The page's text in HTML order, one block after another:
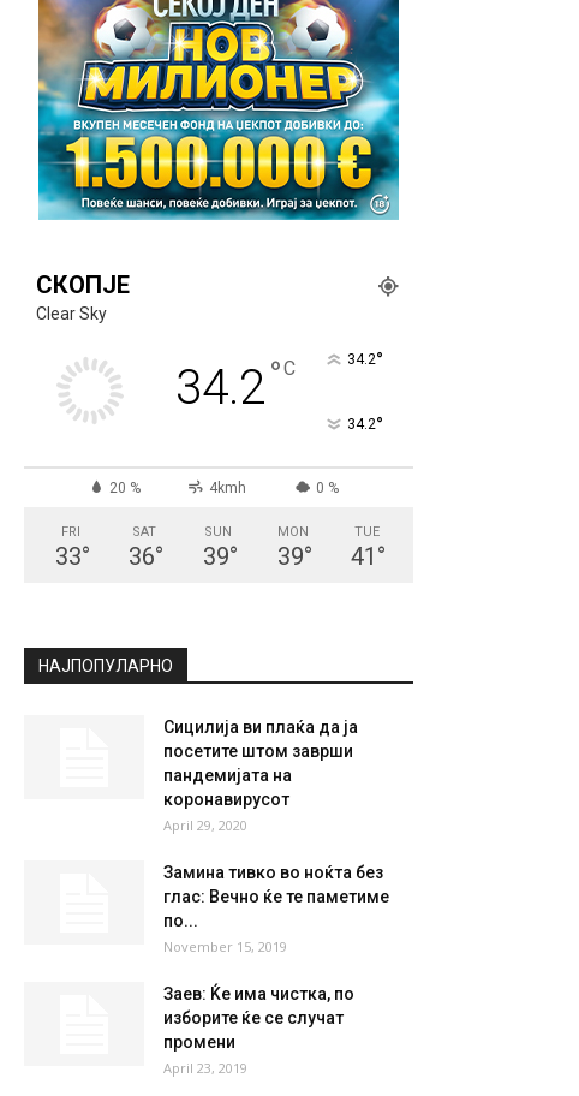
СКОПЈЕ
Clear Sky
34.2°C 34.2°
34.2°
20 % 4kmh 0 %
FRI
33°
SAT
36°
SUN
39°
MON
39°
TUE
41 °
НАЈПОПУЛАРНО
Сицилија ви плаќа да ја
посетите штом заврши
пандемијата на
коронавирусот
April 29, 2020
Замина тивко во ноќта без
глас: Вечно ќе те паметиме
по...
November 15, 2019
Заев: Ќе има чистка, по
изборите ќе се случат
промени
April 23, 2019